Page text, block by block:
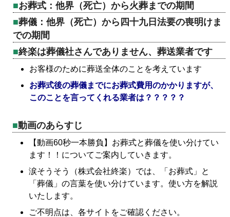
お葬式：他界（死亡）から火葬までの期間
葬儀：他界（死亡）から四十九日法要の喪明けま
での期間
終楽は葬儀社さんでありません、葬送業者です
お客様のために葬送全体のことを考えています
お葬式後の葬儀までにお葬式費用のかかりますが、
このことを言ってくれる業者は？？？？？
動画のあらすじ
【動画60秒一本勝負】お葬式と葬儀を使い分けてい
ます！！についてご案内していきます。
涙そうそう（株式会社終楽）では、「お葬式」と
「葬儀」の言葉を使い分けています。使い方を解説
いたします。
ご不明点は、各サイトをご確認ください。